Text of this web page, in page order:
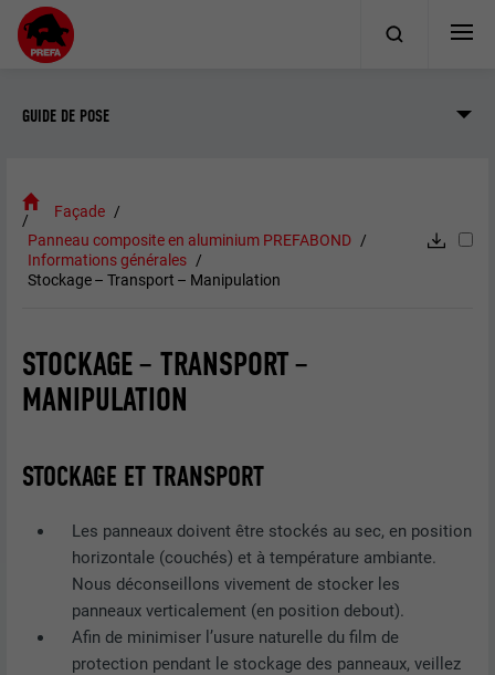
GUIDE DE POSE
Façade
Panneau composite en aluminium PREFABOND
Informations générales
Stockage – Transport – Manipulation
STOCKAGE – TRANSPORT –
MANIPULATION
STOCKAGE ET TRANSPORT
Les panneaux doivent être stockés au sec, en position
horizontale (couchés) et à température ambiante.
Nous déconseillons vivement de stocker les
panneaux verticalement (en position debout).
Afin de minimiser l’usure naturelle du film de
protection pendant le stockage des panneaux, veillez